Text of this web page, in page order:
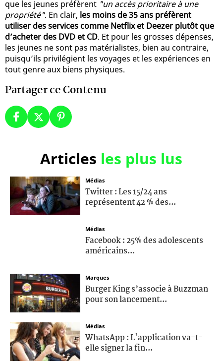
que les jeunes préfèrent "un accès prioritaire à une
propriété". En clair, les moins de 35 ans préfèrent
utiliser des services comme Netflix et Deezer plutôt que
d’acheter des DVD et CD. Et pour les grosses dépenses,
les jeunes ne sont pas matérialistes, bien au contraire,
puisqu’ils privilégient les voyages et les expériences en
tout genre aux biens physiques.
Partager ce Contenu
Articles les plus lus
Médias
Twitter : Les 15/24 ans
représentent 42 % des...
Médias
Facebook : 25% des adolescents
américains...
Marques
Burger King s’associe à Buzzman
pour son lancement...
Médias
WhatsApp : L'application va-t-
elle signer la fin...